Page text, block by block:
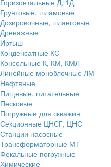
Горизонтальные Д, 1Д
Грунтовые, шламовые
Дозировочные, шланговые
Дренажные
Иртыш
Конденсатные КС
Консольные К, КМ, КМЛ
Линейные моноблочные ЛМ
Нефтяные
Пищевые, питательные
Песковые
Погружные для скважин
Секционные ЦНСГ, ЦНС
Станции насосные
Трансформаторные МТ
Фекальные погружные
Химические